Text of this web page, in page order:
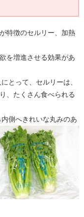
特徴のセルリー、加熱
を増進させる効果があ
とって、セルリーは、
、たくさん食べられる
側へきれいな丸みのあ